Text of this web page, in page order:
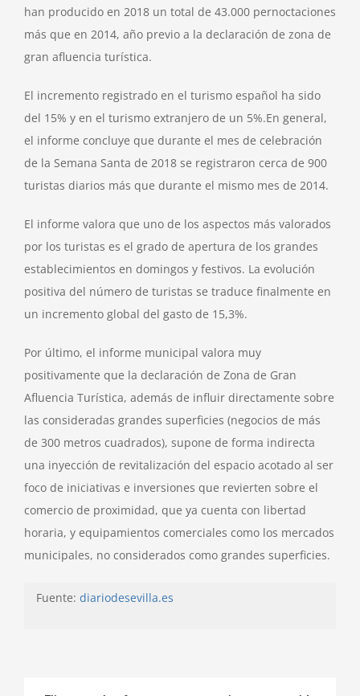
han producido en 2018 un total de 43.000 pernoctaciones
más que en 2014, año previo a la declaración de zona de
gran afluencia turística.
El incremento registrado en el turismo español ha sido
del 15% y en el turismo extranjero de un 5%.En general,
el informe concluye que durante el mes de celebración
de la Semana Santa de 2018 se registraron cerca de 900
turistas diarios más que durante el mismo mes de 2014.
El informe valora que uno de los aspectos más valorados
por los turistas es el grado de apertura de los grandes
establecimientos en domingos y festivos. La evolución
positiva del número de turistas se traduce finalmente en
un incremento global del gasto de 15,3%.
Por último, el informe municipal valora muy
positivamente que la declaración de Zona de Gran
Afluencia Turística, además de influir directamente sobre
las consideradas grandes superficies (negocios de más
de 300 metros cuadrados), supone de forma indirecta
una inyección de revitalización del espacio acotado al ser
foco de iniciativas e inversiones que revierten sobre el
comercio de proximidad, que ya cuenta con libertad
horaria, y equipamientos comerciales como los mercados
municipales, no considerados como grandes superficies.
Fuente: diariodesevilla.es